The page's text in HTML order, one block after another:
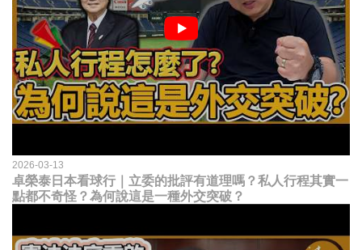
2026-03-13
卓榮泰日本看球行｜立委的批評有道理嗎？私人行程其實一
點都不奇怪？為何說這是一種外交突破？